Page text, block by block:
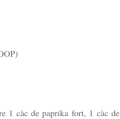
1 càc de paprika fort, 1 càc de